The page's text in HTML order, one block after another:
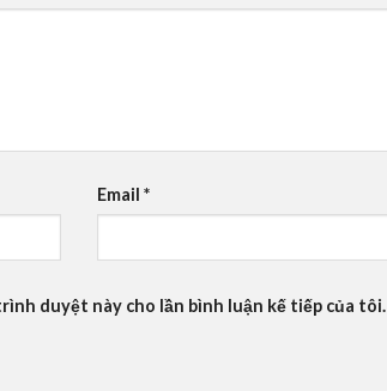
Email *
duyệt này cho lần bình luận kế tiếp của tôi.